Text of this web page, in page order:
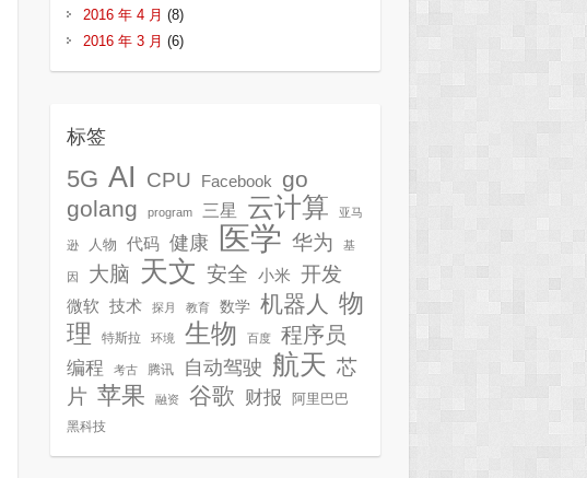
2016 年 4 月 (8)
2016 年 3 月 (6)
标签
5G AI CPU Facebook
go
golang
program 三星 云计算 亚马
逊 人物 代码 健康 医学 华为 基
因 大脑 天文 安全 小米 开发
微软 技术 探月 教育 数学 机器人 物
理
特斯拉 环境 生物 百度 程序员
编程 考古 腾讯 自动驾驶 航天 芯
片 苹果 融资 谷歌 财报 阿里巴巴
黑科技